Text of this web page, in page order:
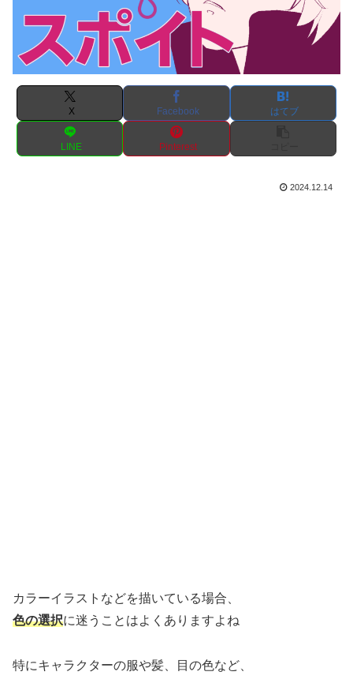
X Facebook はてブ
LINE Pinterest
2024.12.14
カラーイラストなどを描いている場合、
色の選択に迷うことはよくありますよね
特にキャラクターの服や髪、目の色など、